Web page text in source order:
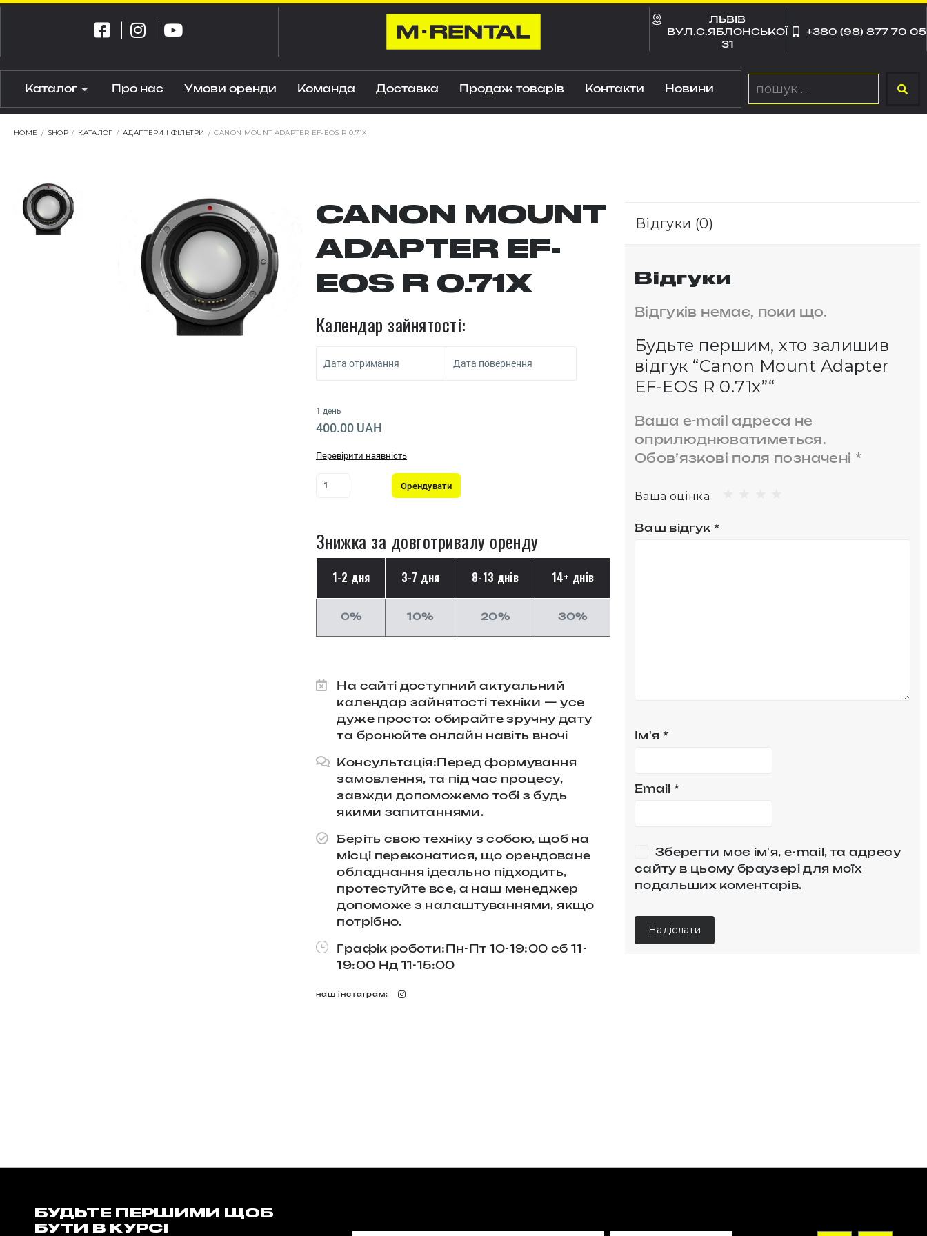
ЛЬВІВ
ВУЛ.С.ЯБЛОНСЬКОЇ
31
+380 (98) 877 70 05
Каталог Про нас Умови оренди Команда Доставка Продаж товарів Контакти Новини
HOME / SHOP / КАТАЛОГ / АДАПТЕРИ І ФІЛЬТРИ / CANON MOUNT ADAPTER EF-EOS R 0.71X
CANON MOUNT
ADAPTER EF-
EOS R 0.71X
Календар зайнятості:
Дата отримання Дата повернення
1 день
400.00 UAH
Перевірити наявність
Орендувати
Знижка за довготривалу оренду
1-2 дня 3-7 дня 8-13 днів 14+ днів
0% 10% 20% 30%
На сайті доступний актуальний
календар зайнятості техніки — усе
дуже просто: обирайте зручну дату
та бронюйте онлайн навіть вночі
Консультація:Перед формування
замовлення, та під час процесу,
завжди допоможемо тобі з будь
якими запитаннями.​
Беріть свою техніку з собою, щоб на
місці переконатися, що орендоване
обладнання ідеально підходить,
протестуйте все, а наш менеджер
допоможе з налаштуваннями, якщо
потрібно.
Графік роботи:Пн-Пт 10-19:00 сб 11-
19:00 Нд 11-15:00
наш інстаграм:
Відгуки (0)
Відгуки
Відгуків немає, поки що.
Будьте першим, хто залишив
відгук “Canon Mount Adapter
EF-EOS R 0.71x”“
Ваша e-mail адреса не
оприлюднюватиметься.
Обов’язкові поля позначені *
Ваша оцінка
Ваш відгук *
Ім'я *
Email*
Зберегти моє ім'я, e-mail, та адресу
сайту в цьому браузері для моїх
подальших коментарів.
БУДЬТЕ ПЕРШИМИ ЩОБ
БУТИ В КУРСІ